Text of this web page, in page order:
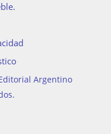
Argentino